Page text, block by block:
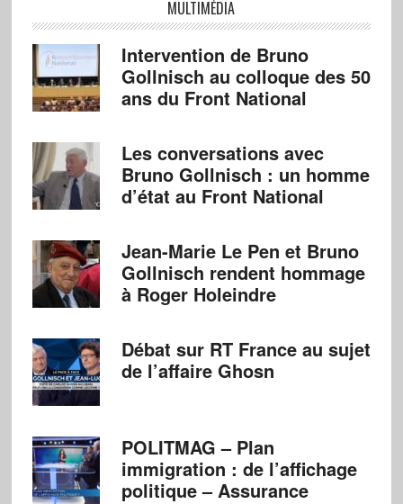
MULTIMÉDIA
Intervention de Bruno
Gollnisch au colloque des 50
ans du Front National
Les conversations avec
Bruno Gollnisch : un homme
d’état au Front National
Jean-Marie Le Pen et Bruno
Gollnisch rendent hommage
à Roger Holeindre
Débat sur RT France au sujet
de l’affaire Ghosn
POLITMAG – Plan
immigration : de l’affichage
politique – Assurance